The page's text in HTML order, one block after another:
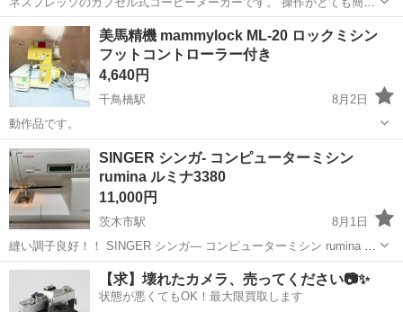
で、カプセルを入れてボタンを押すだけで、美味しいコーヒーがすぐ
に淹れられます。 ◼︎ 主な機能 • ワンタッチ抽出で使いやすい • 取り外
し可能な透明給水...
大阪 大阪市 大阪駅
美馬精機 mammylock ML-20 ロックミシン
フットコントローラー付き
4,640円
千鳥橋駅
8月2日
動作品です。
大阪 大阪市 生活家電
SINGER シンガ- コンピューターミシン
rumina ルミナ3380
11,000円
茨木市駅
8月1日
縫い調子良好！！ SINGER シンガ― コンピューターミシン rumina ル
ミナ3380 実用縫い ミシン 液晶表示のシンプルなデジタル操作なの
で、ミシンが初めての方や難しいパネル操作をしたくない方にピッタ
リのミシンで...
大阪 茨木市 茨木市駅 生活家電
【求】壊れたカメラ、売ってください📷✨
状態が悪くてもOK！最大限買取します